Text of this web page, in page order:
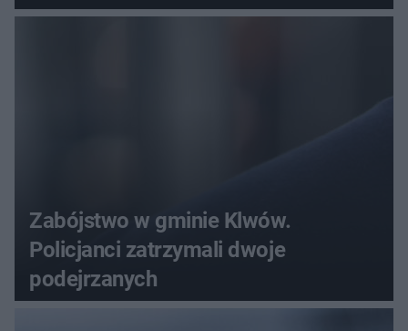
substancji
Zabójstwo w gminie Klwów.
Policjanci zatrzymali dwoje
podejrzanych